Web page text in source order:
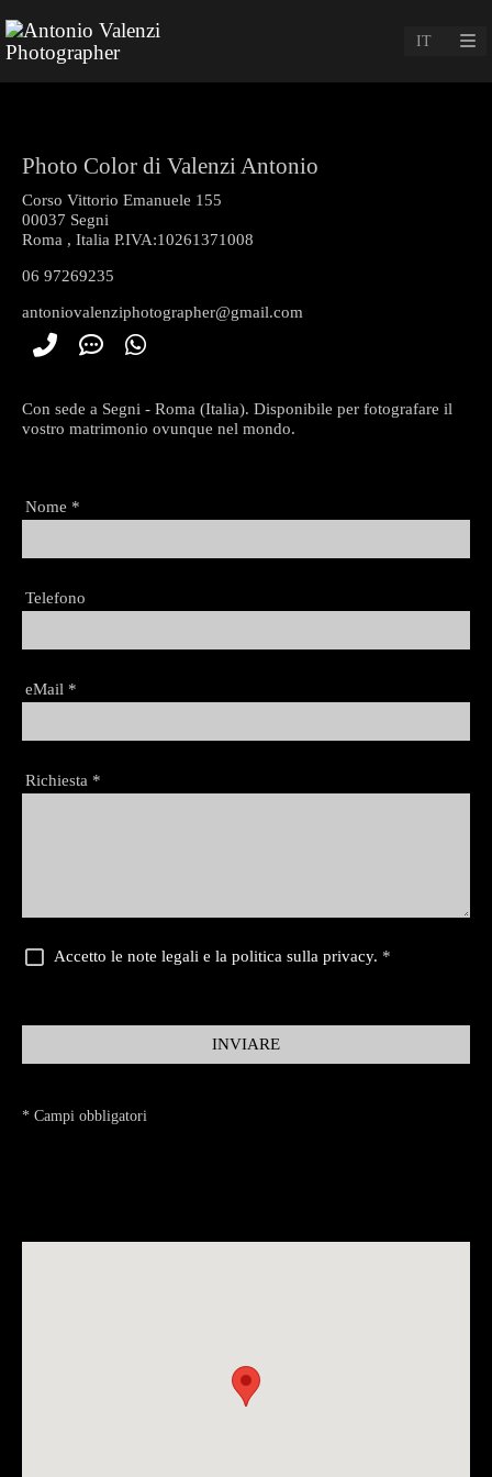
Con sede a Segni - Roma (Italia). Disponibile per fotografare il
vostro matrimonio ovunque nel mondo.
Photo Color di Valenzi Antonio
Corso Vittorio Emanuele 155
00037 Segni
Roma , Italia P.IVA:10261371008
06 97269235
antoniovalenziphotographer@gmail.com
Nome *
Telefono
eMail *
Richiesta *
Accetto le note legali e la politica sulla privacy. *
INVIARE
* Campi obbligatori